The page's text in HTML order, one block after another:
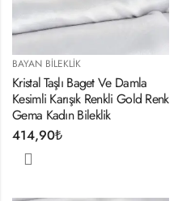
BAYAN BILEKLIK
Kristal Taşlı Baget Ve Damla
Kesimli Karışık Renkli Gold Renk
Gema Kadın Bileklik
414,90₺